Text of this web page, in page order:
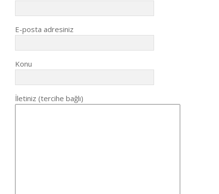
E-posta adresiniz
Konu
İletiniz (tercihe bağlı)